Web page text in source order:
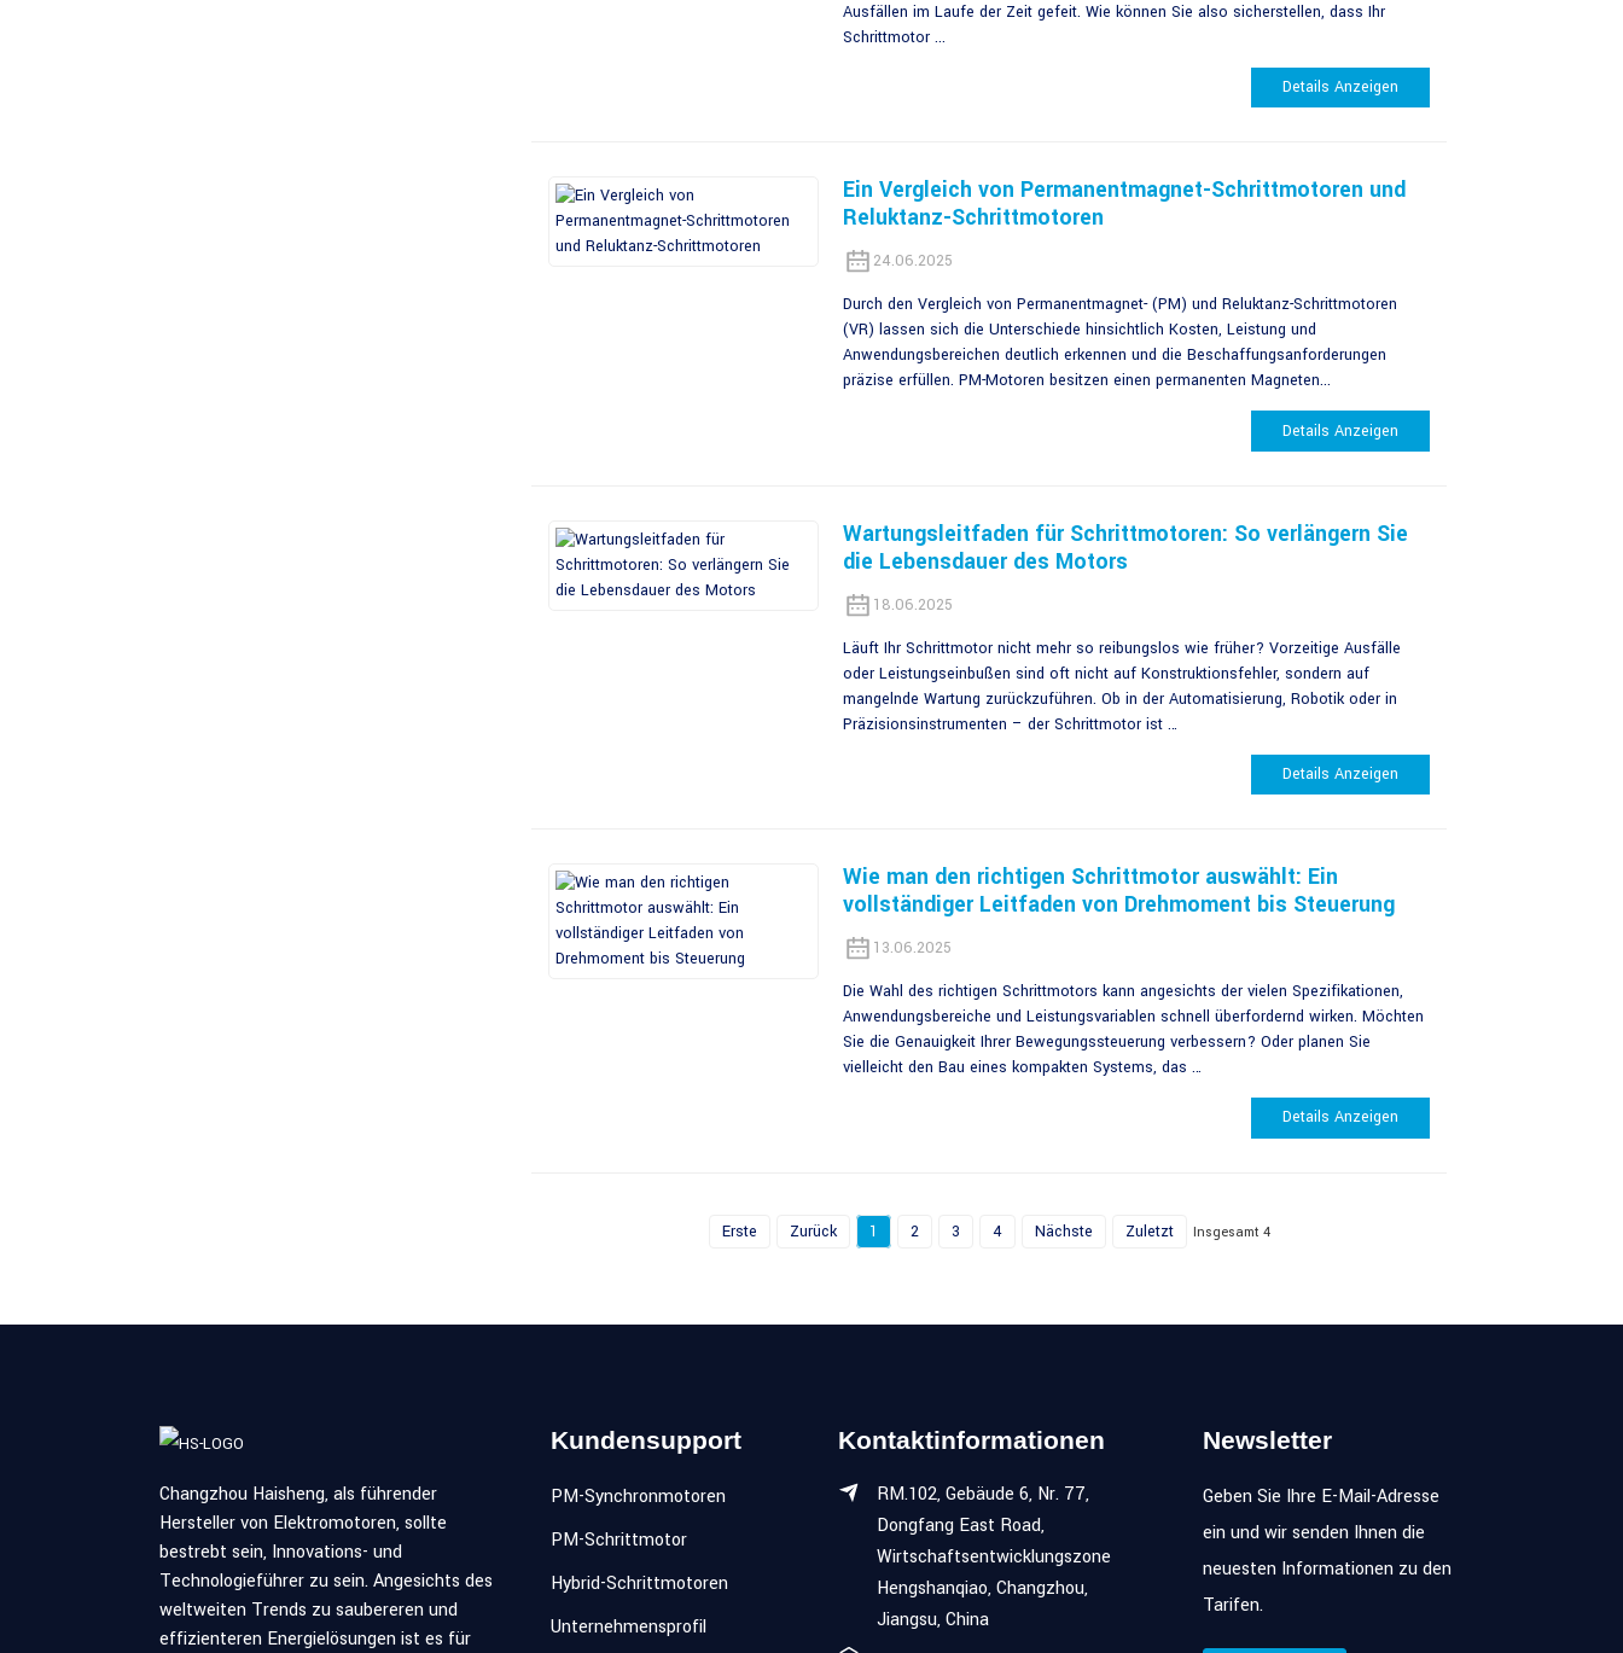
Ausfällen im Laufe der Zeit gefeit. Wie können Sie also sicherstellen, dass Ihr
Schrittmotor ...
Details Anzeigen
Ein Vergleich von Permanentmagnet-Schrittmotoren und
Reluktanz-Schrittmotoren
24.06.2025
Durch den Vergleich von Permanentmagnet- (PM) und Reluktanz-Schrittmotoren
(VR) lassen sich die Unterschiede hinsichtlich Kosten, Leistung und
Anwendungsbereichen deutlich erkennen und die Beschaffungsanforderungen
präzise erfüllen. PM-Motoren besitzen einen permanenten Magneten...
Details Anzeigen
Wartungsleitfaden für Schrittmotoren: So verlängern Sie
die Lebensdauer des Motors
18.06.2025
Läuft Ihr Schrittmotor nicht mehr so ​​reibungslos wie früher? Vorzeitige Ausfälle
oder Leistungseinbußen sind oft nicht auf Konstruktionsfehler, sondern auf
mangelnde Wartung zurückzuführen. Ob in der Automatisierung, Robotik oder in
Präzisionsinstrumenten – der Schrittmotor ist …
Details Anzeigen
Wie man den richtigen Schrittmotor auswählt: Ein
vollständiger Leitfaden von Drehmoment bis Steuerung
13.06.2025
Die Wahl des richtigen Schrittmotors kann angesichts der vielen Spezifikationen,
Anwendungsbereiche und Leistungsvariablen schnell überfordernd wirken. Möchten
Sie die Genauigkeit Ihrer Bewegungssteuerung verbessern? Oder planen Sie
vielleicht den Bau eines kompakten Systems, das …
Details Anzeigen
Erste Zurück 1 2 3 4 Nächste Zuletzt Insgesamt 4
Changzhou Haisheng, als führender
Hersteller von Elektromotoren, sollte
bestrebt sein, Innovations- und
Technologieführer zu sein. Angesichts des
weltweiten Trends zu saubereren und
effizienteren Energielösungen ist es für
Kundensupport
PM-Synchronmotoren
PM-Schrittmotor
Hybrid-Schrittmotoren
Unternehmensprofil
Kontaktinformationen
RM.102, Gebäude 6, Nr. 77,
Dongfang East Road,
Wirtschaftsentwicklungszone
Hengshanqiao, Changzhou,
Jiangsu, China
Newsletter
Geben Sie Ihre E-Mail-Adresse
ein und wir senden Ihnen die
neuesten Informationen zu den
Tarifen.